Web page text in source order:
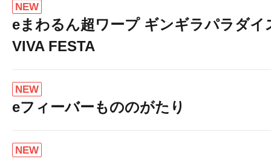
NEW
eまわるん超ワープ ギンギラパラダイ
VIVA FESTA
NEW
eフィーバーもののがたり
NEW